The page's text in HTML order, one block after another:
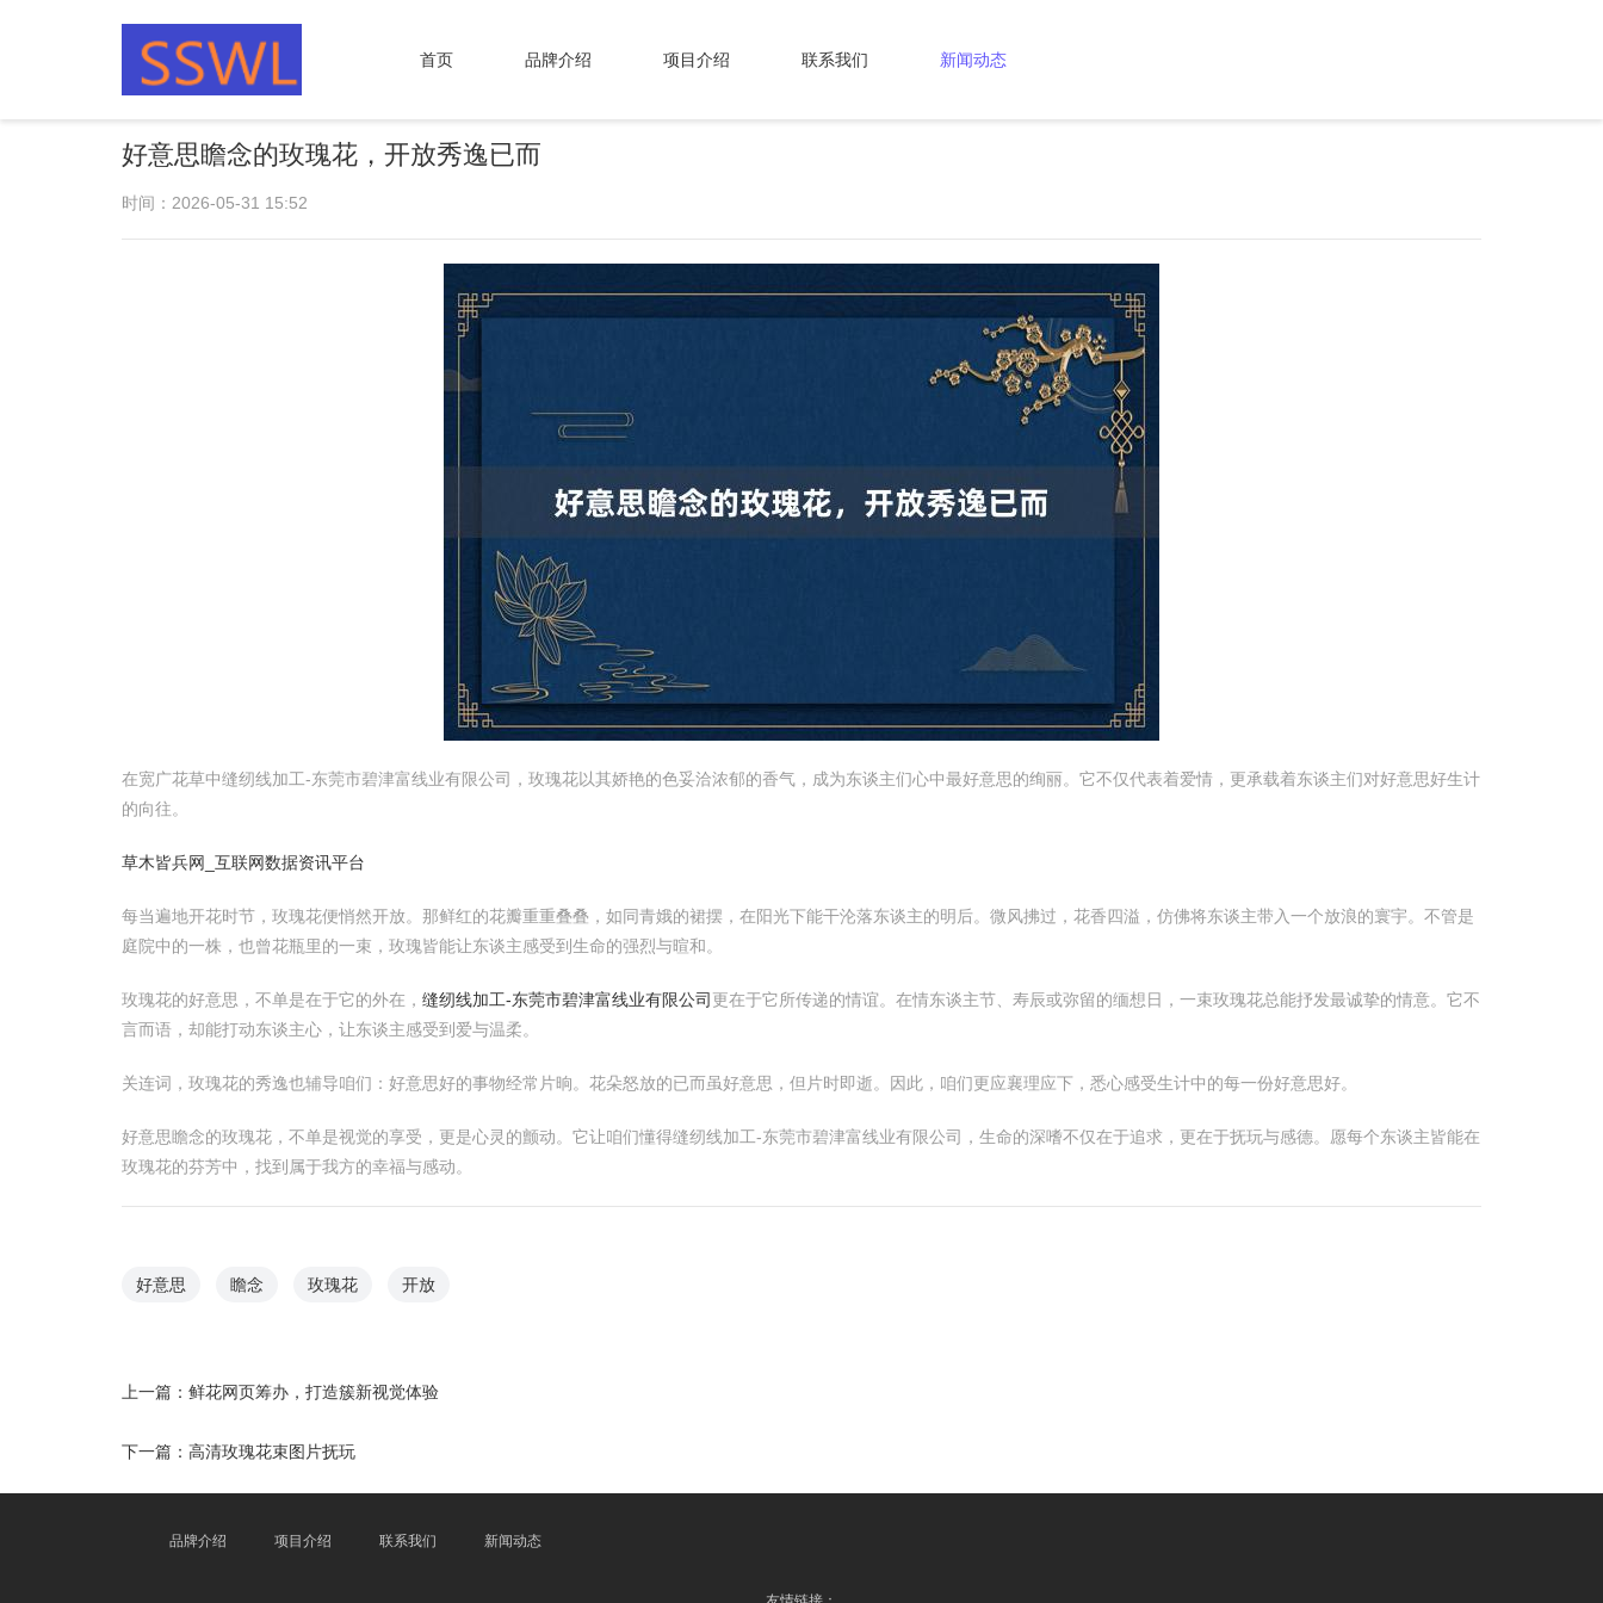
首页 品牌介绍 项目介绍 联系我们 新闻动态
好意思瞻念的玫瑰花，开放秀逸已而
时间：2026-05-31 15:52
在宽广花草中缝纫线加工-东莞市碧津富线业有限公司，玫瑰花以其娇艳的色妥洽浓郁的香气，成为东谈主们心中最好意思的绚丽。它不仅代表着爱情，更承载着东谈主们对好意思好生计
的向往。
草木皆兵网_互联网数据资讯平台
每当遍地开花时节，玫瑰花便悄然开放。那鲜红的花瓣重重叠叠，如同青娥的裙摆，在阳光下能干沦落东谈主的明后。微风拂过，花香四溢，仿佛将东谈主带入一个放浪的寰宇。不管是
庭院中的一株，也曾花瓶里的一束，玫瑰皆能让东谈主感受到生命的强烈与暄和。
玫瑰花的好意思，不单是在于它的外在， 缝纫线加工-东莞市碧津富线业有限公司 更在于它所传递的情谊。在情东谈主节、寿辰或弥留的缅想日，一束玫瑰花总能抒发最诚挚的情意。它不
言而语，却能打动东谈主心，让东谈主感受到爱与温柔。
关连词，玫瑰花的秀逸也辅导咱们：好意思好的事物经常片晌。花朵怒放的已而虽好意思，但片时即逝。因此，咱们更应襄理应下，悉心感受生计中的每一份好意思好。
好意思瞻念的玫瑰花，不单是视觉的享受，更是心灵的颤动。它让咱们懂得缝纫线加工-东莞市碧津富线业有限公司，生命的深嗜不仅在于追求，更在于抚玩与感德。愿每个东谈主皆能在
玫瑰花的芬芳中，找到属于我方的幸福与感动。
好意思 瞻念 玫瑰花 开放
上一篇： 鲜花网页筹办，打造簇新视觉体验
下一篇： 高清玫瑰花束图片抚玩
品牌介绍 项目介绍 联系我们 新闻动态